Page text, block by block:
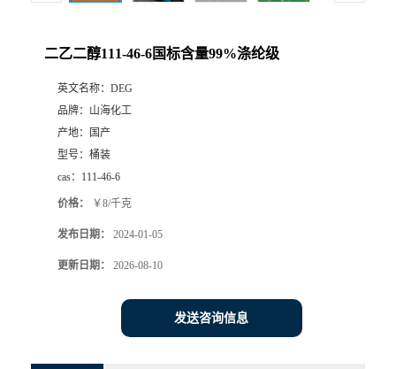
二乙二醇111-46-6国标含量99%涤纶级
英文名称： DEG
品牌： 山海化工
产地：
国产
型号： 桶装
cas： 111-46-6
价格： ￥8/千克
发布日期： 2024-01-05
更新日期： 2026-08-10
发送咨询信息